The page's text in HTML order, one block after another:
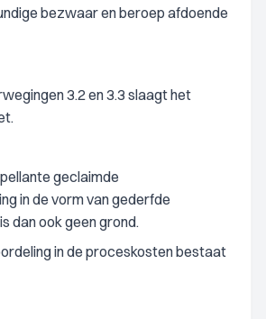
bezwaar en beroep afdoende
3.2 en 3.3 slaagt het
geclaimde
in de vorm van gederfde
dan ook geen grond.
in de proceskosten bestaat